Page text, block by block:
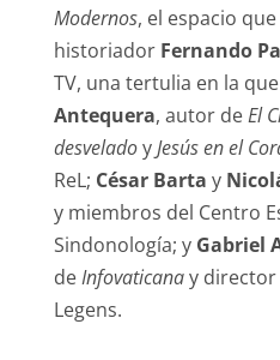
Modernos, el espacio
historiador Fernando
TV, una tertulia en la
Antequera, autor deEl
desveladoyJesús en el
ReL; César Barta y
y miembros del Centro
Sindonología; y Gabriel
deInfovaticanay
Legens.